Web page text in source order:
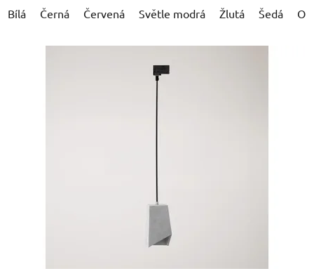
Bílá Černá Červená Světle modrá Žlutá Šedá